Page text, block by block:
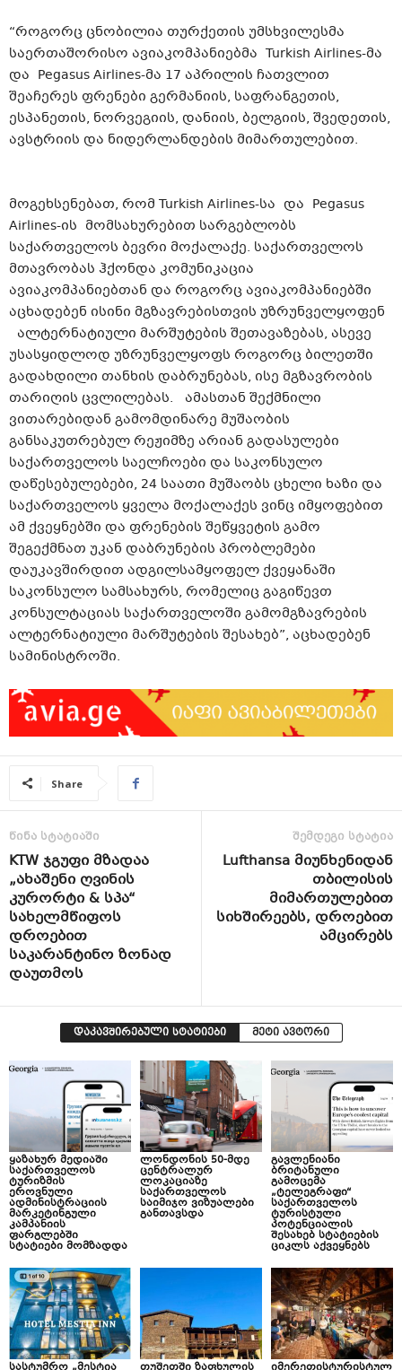
“როგორც ცნობილია თურქეთის უმსხვილესმა
საერთაშორისო ავიაკომპანიებმა Turkish Airlines-მა
და Pegasus Airlines-მა 17 აპრილის ჩათვლით
შეაჩერეს ფრენები გერმანიის, საფრანგეთის,
ესპანეთის, ნორვეგიის, დანიის, ბელგიის, შვედეთის,
ავსტრიის და ნიდერლანდების მიმართულებით.
მოგეხსენებათ, რომ Turkish Airlines-სა და Pegasus
Airlines-ის მომსახურებით სარგებლობს
საქართველოს ბევრი მოქალაქე. საქართველოს
მთავრობას ჰქონდა კომუნიკაცია
ავიაკომპანიებთან და როგორც ავიაკომპანიებში
აცხადებენ ისინი მგზავრებისთვის უზრუნველყოფენ
ალტერნატიული მარშუტების შეთავაზებას, ასევე
უსასყიდლოდ უზრუნველყოფს როგორც ბილეთში
გადახდილი თანხის დაბრუნებას, ისე მგზავრობის
თარიღის ცვლილებას. ამასთან შექმნილი
ვითარებიდან გამომდინარე მუშაობის
განსაკუთრებულ რეჟიმზე არიან გადასულები
საქართველოს საელჩოები და საკონსულო
დაწესებულებები, 24 საათი მუშაობს ცხელი ხაზი და
საქართველოს ყველა მოქალაქეს ვინც იმყოფებით
ამ ქვეყნებში და ფრენების შეწყვეტის გამო
შეგექმნათ უკან დაბრუნების პრობლემები
დაუკავშირდით ადგილსამყოფელ ქვეყანაში
საკონსულო სამსახურს, რომელიც გაგიწევთ
კონსულტაციას საქართველოში გამომგზავრების
ალტერნატიული მარშუტების შესახებ”, აცხადებენ
სამინისტროში.
Share
წინა სტატიაში
KTW ჯგუფი მზადაა
„ახაშენი ღვინის
კურორტი & სპა“
სახელმწიფოს
დროებით
საკარანტინო ზონად
დაუთმოს
შემდეგი სტატია
Lufthansa მიუნხენიდან
თბილისის
მიმართულებით
სიხშირეებს, დროებით
ამცირებს
დაკავშირებული სტატიები მეტი ავტორი
ყაზახურ მედიაში
საქართველოს
ტურიზმის
ეროვნული
ადმინისტრაციის
მარკეტინგული
კამპანიის
ფარგლებში
სტატიები მომზადდა
ლონდონის 50-მდე
ცენტრალურ
ლოკაციაზე
საქართველოს
საიმიჯო ვიზუალები
განთავსდა
გავლენიანი
ბრიტანული
გამოცემა
„ტელეგრაფი“
საქართველოს
ტურისტული
პოტენციალის
შესახებ სტატიების
ციკლს აქვეყნებს